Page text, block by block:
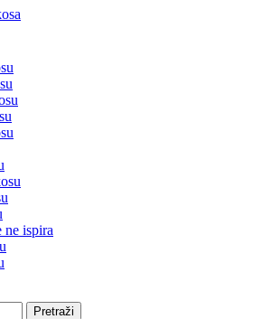
ne ispira
Pretraži